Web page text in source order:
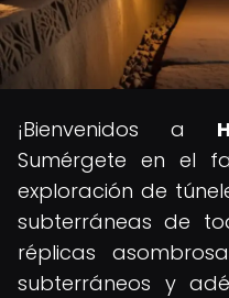
¡Bienvenidos a
Sumérgete en el
exploración de
subterráneas de
réplicas
subterráneos y